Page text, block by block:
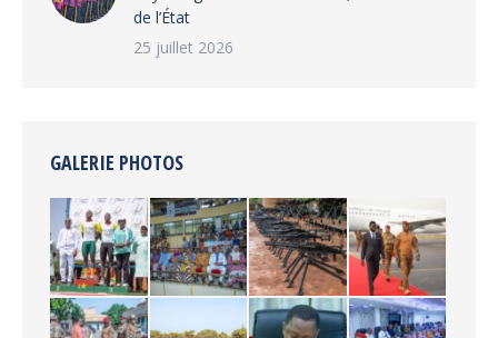
de l’État
25 juillet 2026
GALERIE PHOTOS